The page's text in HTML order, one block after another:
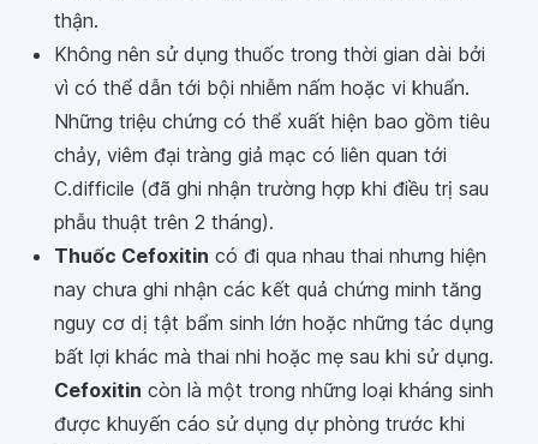
thận.
Không nên sử dụng thuốc trong thời gian dài bởi
vì có thể dẫn tới bội nhiễm nấm hoặc vi khuẩn.
Những triệu chứng có thể xuất hiện bao gồm tiêu
chảy, viêm đại tràng giả mạc có liên quan tới
C.difficile (đã ghi nhận trường hợp khi điều trị sau
phẫu thuật trên 2 tháng).
Thuốc Cefoxitin có đi qua nhau thai nhưng hiện
nay chưa ghi nhận các kết quả chứng minh tăng
nguy cơ dị tật bẩm sinh lớn hoặc những tác dụng
bất lợi khác mà thai nhi hoặc mẹ sau khi sử dụng.
Cefoxitin còn là một trong những loại kháng sinh
được khuyến cáo sử dụng dự phòng trước khi